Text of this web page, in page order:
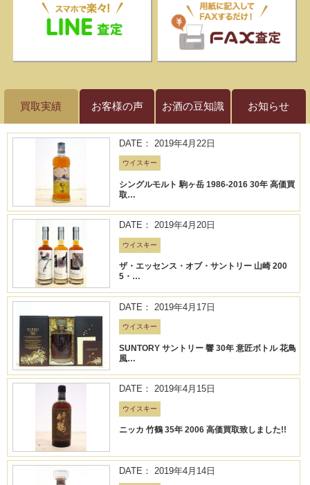
買取実績 お客様の声 お酒の豆知識 お知らせ
DATE： 2019年4月22日
ウイスキー
シングルモルト 駒ヶ岳 1986-2016 30年 高価買
取…
DATE： 2019年4月20日
ウイスキー
ザ・エッセンス・オブ・サントリー 山崎 200
5・…
DATE： 2019年4月17日
ウイスキー
SUNTORY サントリー 響 30年 意匠ボトル 花鳥
風…
DATE： 2019年4月15日
ウイスキー
ニッカ 竹鶴 35年 2006 高価買取致しました!!
DATE： 2019年4月14日